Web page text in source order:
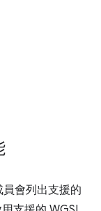
員會列出支援的